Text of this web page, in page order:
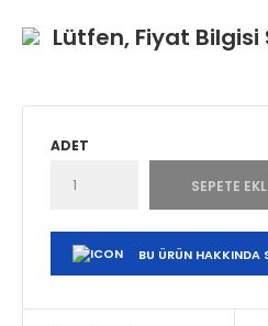
Lütfen, Fiyat Bilgisi
ADET
BU ÜRÜN HAKKINDA